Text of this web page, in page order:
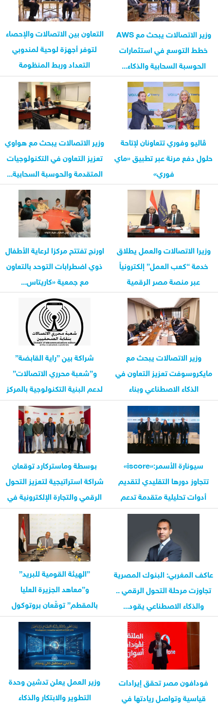
وزير الاتصالات يبحث مع AWS
خطط التوسع في استثمارات
الحوسبة السحابية والذكاء...
التعاون بين الاتصالات والإحصاء
لتوفر أجهزة لوحية لمندوبي
التعداد وربط المنظومة
بمنصة...
ڤاليو وفوري تتعاونان لإتاحة
حلول دفع مرنة عبر تطبيق «ماي
فوري»
وزير الاتصالات يبحث مع هواوي
تعزيز التعاون في التكنولوجيات
المتقدمة والحوسبة السحابية...
وزيرا الاتصالات والعمل يطلاق
خدمة “كعب العمل” إلكترونياً
عبر منصة مصر الرقمية
اورنچ تفتتح مركزا لرعاية الأطفال
ذوي اضطرابات التوحد بالتعاون
مع جمعية «كاريتاس...
وزير الاتصالات يبحث مع
مايكروسوفت تعزيز التعاون في
الذكاء الاصطناعي وبناء
القدرات...
شراكة بين ”راية القابضة”
و”شعبة محرري الاتصالات”
لدعم البنية التكنولوجية بالمركز
الصحفي...
سيونارة الأسمر:«iscore»
تتجاوز دورها التقليدي لتقديم
أدوات تحليلية متقدمة تدعم
إدارة المخاطر...
بوسطة وماستركارد توقعان
شراكة استراتيجية لتعزيز التحول
الرقمي والتجارة الإلكترونية في
مصر
عاكف المغربي: البنوك المصرية
تجاوزت مرحلة التحول الرقمي ..
والذكاء الاصطناعي يقود...
”الهيئة القومية للبريد”
و”معاهد الجزيرة العليا
بالمقطم” توقّعان بروتوكول
تعاون.. لتقديم الخدمات...
فودافون مصر تحقق إيرادات
قياسية وتواصل ريادتها في
وزير العمل يعلن تدشين وحدة
التطوير والابتكار والذكاء